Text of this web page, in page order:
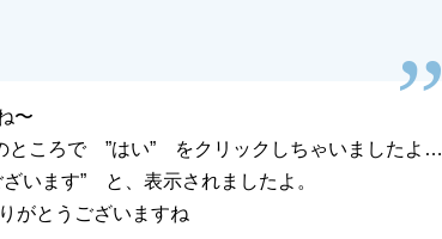
〜
ところで ”はい” をクリックしちゃいましたよ…
います” と、表示されましたよ。
がとうございますね